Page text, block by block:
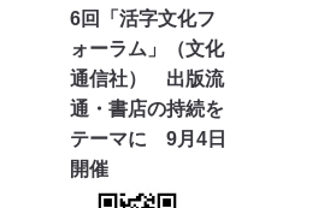
6回「活字文化フ
ォーラム」（文化
通信社） 出版流
通・書店の持続を
テーマに 9月4日
開催